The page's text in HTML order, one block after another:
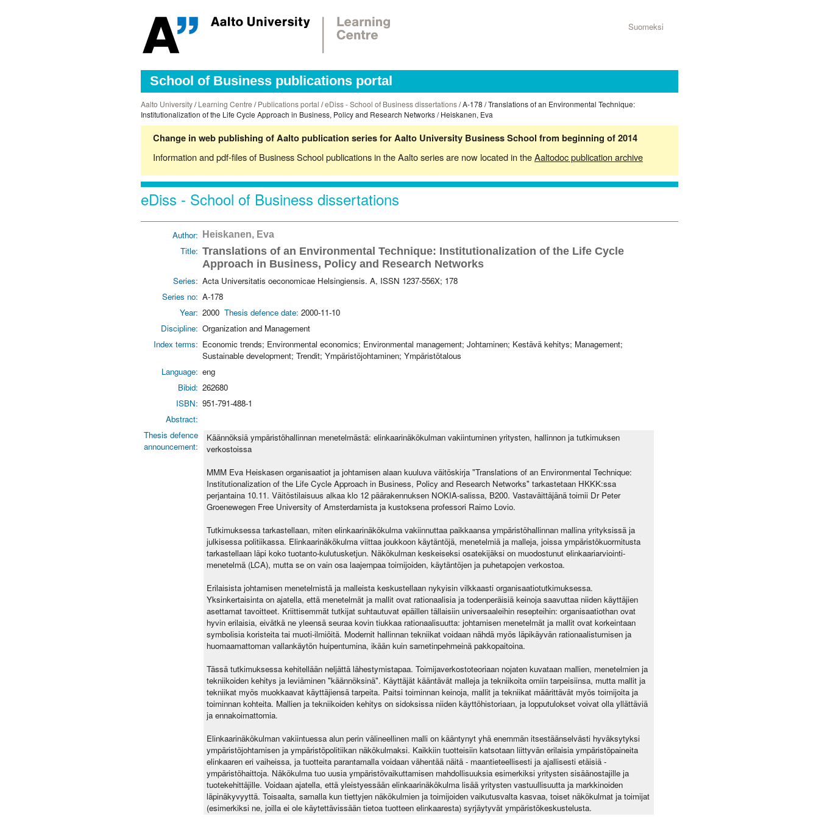
Suomeksi
School of Business publications portal
Aalto University/Learning Centre /Publications portal /eDiss - School of Business dissertations/ A-178 / Translations of an Environmental Technique:
Institutionalization of the Life Cycle Approach in Business, Policy and Research Networks / Heiskanen, Eva
Change in web publishing of Aalto publication series for Aalto University Business School from beginning of 2014
Information and pdf-files of Business School publications in the Aalto series are now located in theAaltodoc publication archive
eDiss - School of Business dissertations
Author: Heiskanen, Eva
Title: Translations of an Environmental Technique: Institutionalization of the Life Cycle
Approach in Business, Policy and Research Networks
Series: Acta Universitatis oeconomicae Helsingiensis. A, ISSN 1237-556X; 178
Series no: A-178
Year: 2000 Thesis defence date: 2000-11-10
Discipline: Organization and Management
Index terms: Economic trends; Environmental economics; Environmental management; Johtaminen; Kestävä kehitys; Management;
Sustainable development; Trendit; Ympäristöjohtaminen; Ympäristötalous
Language: eng
Bibid: 262680
ISBN: 951-791-488-1
Abstract:
Thesis defence
announcement:
Käännöksiä ympäristöhallinnan menetelmästä: elinkaarinäkökulman vakiintuminen yritysten, hallinnon ja tutkimuksen
verkostoissa
MMM Eva Heiskasen organisaatiot ja johtamisen alaan kuuluva väitöskirja "Translations of an Environmental Technique:
Institutionalization of the Life Cycle Approach in Business, Policy and Research Networks" tarkastetaan HKKK:ssa
perjantaina 10.11. Väitöstilaisuus alkaa klo 12 päärakennuksen NOKIA-salissa, B200. Vastaväittäjänä toimii Dr Peter
Groenewegen Free University of Amsterdamista ja kustoksena professori Raimo Lovio.
Tutkimuksessa tarkastellaan, miten elinkaarinäkökulma vakiinnuttaa paikkaansa ympäristöhallinnan mallina yrityksissä ja
julkisessa politiikassa. Elinkaarinäkökulma viittaa joukkoon käytäntöjä, menetelmiä ja malleja, joissa ympäristökuormitusta
tarkastellaan läpi koko tuotanto-kulutusketjun. Näkökulman keskeiseksi osatekijäksi on muodostunut elinkaariarviointi-
menetelmä (LCA), mutta se on vain osa laajempaa toimijoiden, käytäntöjen ja puhetapojen verkostoa.
Erilaisista johtamisen menetelmistä ja malleista keskustellaan nykyisin vilkkaasti organisaatiotutkimuksessa.
Yksinkertaisinta on ajatella, että menetelmät ja mallit ovat rationaalisia ja todenperäisiä keinoja saavuttaa niiden käyttäjien
asettamat tavoitteet. Kriittisemmät tutkijat suhtautuvat epäillen tällaisiin universaaleihin resepteihin: organisaatiothan ovat
hyvin erilaisia, eivätkä ne yleensä seuraa kovin tiukkaa rationaalisuutta: johtamisen menetelmät ja mallit ovat korkeintaan
symbolisia koristeita tai muoti-ilmiöitä. Modernit hallinnan tekniikat voidaan nähdä myös läpikäyvän rationaalistumisen ja
huomaamattoman vallankäytön huipentumina, ikään kuin sametinpehmeinä pakkopaitoina.
Tässä tutkimuksessa kehitellään neljättä lähestymistapaa. Toimijaverkostoteoriaan nojaten kuvataan mallien, menetelmien ja
tekniikoiden kehitys ja leviäminen "käännöksinä". Käyttäjät kääntävät malleja ja tekniikoita omiin tarpeisiinsa, mutta mallit ja
tekniikat myös muokkaavat käyttäjiensä tarpeita. Paitsi toiminnan keinoja, mallit ja tekniikat määrittävät myös toimijoita ja
toiminnan kohteita. Mallien ja tekniikoiden kehitys on sidoksissa niiden käyttöhistoriaan, ja lopputulokset voivat olla yllättäviä
ja ennakoimattomia.
Elinkaarinäkökulman vakiintuessa alun perin välineellinen malli on kääntynyt yhä enemmän itsestäänselvästi hyväksytyksi
ympäristöjohtamisen ja ympäristöpolitiikan näkökulmaksi. Kaikkiin tuotteisiin katsotaan liittyvän erilaisia ympäristöpaineita
elinkaaren eri vaiheissa, ja tuotteita parantamalla voidaan vähentää näitä - maantieteellisesti ja ajallisesti etäisiä -
ympäristöhaittoja. Näkökulma tuo uusia ympäristövaikuttamisen mahdollisuuksia esimerkiksi yritysten sisäänostajille ja
tuotekehittäjille. Voidaan ajatella, että yleistyessään elinkaarinäkökulma lisää yritysten vastuullisuutta ja markkinoiden
läpinäkyvyyttä. Toisaalta, samalla kun tiettyjen näkökulmien ja toimijoiden vaikutusvalta kasvaa, toiset näkökulmat ja toimijat
(esimerkiksi ne, joilla ei ole käytettävissään tietoa tuotteen elinkaaresta) syrjäytyvät ympäristökeskustelusta.